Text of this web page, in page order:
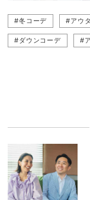
#冬コーデ #アウ
#ダウンコーデ #